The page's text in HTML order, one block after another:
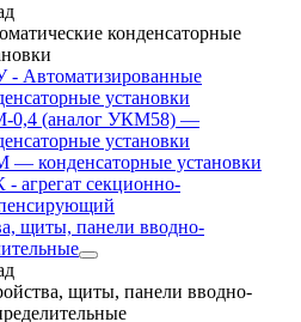
конденсаторные
- Автоматизированные
установки
0,4 (аналог УКМ58) —
установки
конденсаторные установки
агрегат секционно-
щиты, панели вводно-
щиты, панели вводно-